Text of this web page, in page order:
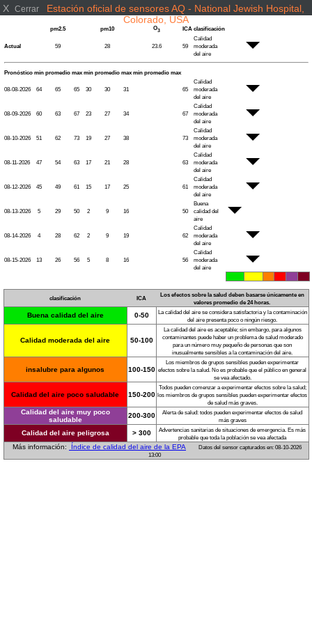
X Cerrar
Estación oficial de sensores AQ - National Jewish Hospital,
Colorado, USA
pm2.5 pm10 O3 ICA clasificación
Actual 59 28 23.6 59
Calidad
moderada
del aire
Pronóstico min promedio max min promedio max min promedio max
08-08-2026 64 65 65 30 30 31 65
Calidad
moderada
del aire
08-09-2026 60 63 67 23 27 34 67
Calidad
moderada
del aire
08-10-2026 51 62 73 19 27 38 73
Calidad
moderada
del aire
08-11-2026 47 54 63 17 21 28 63
Calidad
moderada
del aire
08-12-2026 45 49 61 15 17 25 61
Calidad
moderada
del aire
08-13-2026 5 29 50 2 9 16 50
Buena
calidad del
aire
08-14-2026 4 28 62 2 9 19 62
Calidad
moderada
del aire
08-15-2026 13 26 56 5 8 16 56
Calidad
moderada
del aire
clasificación ICA
Los efectos sobre la salud deben basarse únicamente en
valores promedio de 24 horas.
Buena calidad del aire 0-50
La calidad del aire se considera satisfactoria y la contaminación
del aire presenta poco o ningún riesgo.
Calidad moderada del aire 50-100
La calidad del aire es aceptable; sin embargo, para algunos
contaminantes puede haber un problema de salud moderado
para un número muy pequeño de personas que son
inusualmente sensibles a la contaminación del aire.
insalubre para algunos 100-150
Los miembros de grupos sensibles pueden experimentar
efectos sobre la salud. No es probable que el público en general
se vea afectado.
Calidad del aire poco saludable 150-200
Todos pueden comenzar a experimentar efectos sobre la salud;
los miembros de grupos sensibles pueden experimentar efectos
de salud más graves.
Calidad del aire muy poco
saludable
200-300
Alerta de salud: todos pueden experimentar efectos de salud
más graves
Calidad del aire peligrosa > 300
Advertencias sanitarias de situaciones de emergencia. Es más
probable que toda la población se vea afectada
Más información: Índice de calidad del aire de la EPA
Datos del sensor capturados en: 08-10-2026
13:00